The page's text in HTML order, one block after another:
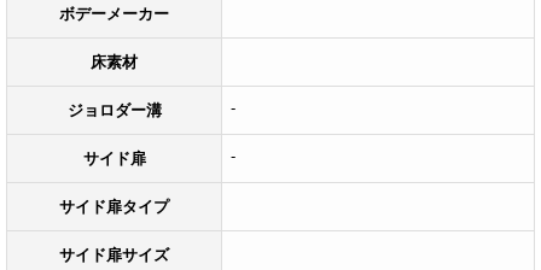
ボデーメーカー
床素材
ジョロダー溝 -
サイド扉 -
サイド扉タイプ
サイド扉サイズ